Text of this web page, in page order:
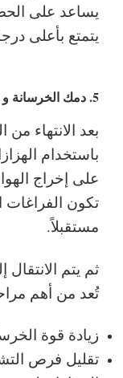
يساعد على
يتمتع بأعلى
5. دمك الخرسانة و معالجتها لضمان أعلى مقاومة
بعد الانتهاء
باستخدام
على إخراج
تكون الفراغات
مستقبلاً.
ثم يتم
تُعد من أهم
زيادة قوة
تقليل فرص